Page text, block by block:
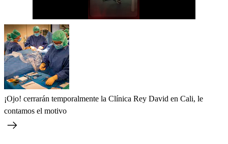
¡Ojo! cerrarán temporalmente la Clínica Rey David en Cali, le
contamos el motivo